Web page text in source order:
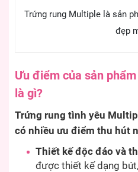
Trứng rung Multiple là sản
đẹp
Ưu điểm của sản
là gì?
Trứng rung tình yêu
có nhiều ưu điểm thu hút
Thiết kế độc đáo và
được thiết kế dạng